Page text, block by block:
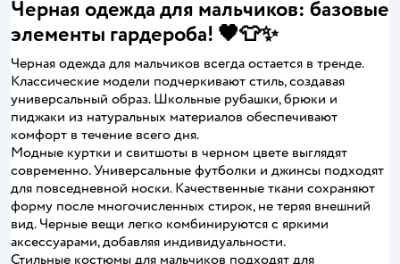
Черная одежда для мальчиков: базовые
элементы гардероба! 🖤👕✨
Черная одежда для мальчиков всегда остается в тренде.
Классические модели подчеркивают стиль, создавая
универсальный образ. Школьные рубашки, брюки и
пиджаки из натуральных материалов обеспечивают
комфорт в течение всего дня.
Модные куртки и свитшоты в черном цвете выглядят
современно. Универсальные футболки и джинсы подходят
для повседневной носки. Качественные ткани сохраняют
форму после многочисленных стирок, не теряя внешний
вид. Черные вещи легко комбинируются с яркими
аксессуарами, добавляя индивидуальности.
Стильные костюмы для мальчиков подходят для